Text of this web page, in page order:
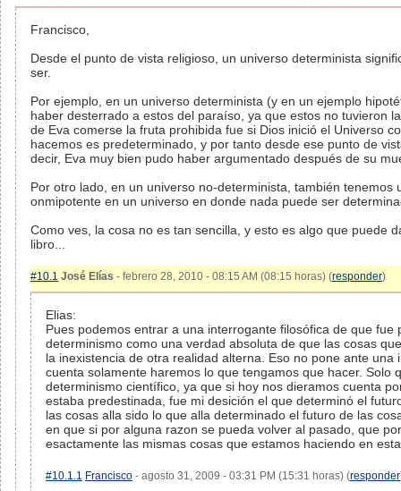
Francisco,
Desde el punto de vista religioso, un universo determinista
ser.
Por ejemplo, en un universo determinista (y en un ejemplo
haber desterrado a estos del paraíso, ya que estos no tuvieron
de Eva comerse la fruta prohibida fue si Dios inició el Universo
hacemos es predeterminado, y por tanto desde ese punto de
decir, Eva muy bien pudo haber argumentado después de su
Por otro lado, en un universo no-determinista, también
onmipotente en un universo en donde nada puede ser
Como ves, la cosa no es tan sencilla, y esto es algo que puede
libro...
#10.1 José Elías - febrero 28, 2010 - 08:15 AM (08:15 horas) (responder)
Elias:
Pues podemos entrar a una interrogante filosófica de que
determinismo como una verdad absoluta de que las cosas
la inexistencia de otra realidad alterna. Eso no pone ante
cuenta solamente haremos lo que tengamos que hacer. Solo
determinismo científico, ya que si hoy nos dieramos cuenta
estaba predestinada, fue mi desición el que determinó el
las cosas alla sido lo que alla determinado el futuro de las
en que si por alguna razon se pueda volver al pasado, que
esactamente las mismas cosas que estamos haciendo en
#10.1.1 Francisco - agosto 31, 2009 - 03:31 PM (15:31 horas) (responder